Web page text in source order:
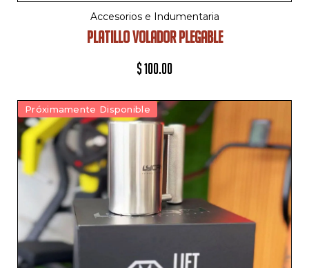
Accesorios e Indumentaria
PLATILLO VOLADOR PLEGABLE
$100.00
Próximamente Disponible